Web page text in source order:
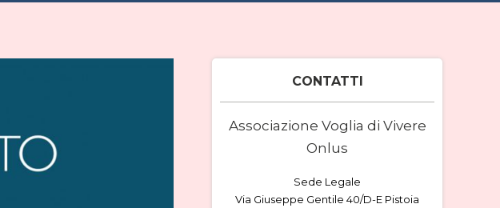
CONTATTI
Associazione Voglia di Vivere
Onlus
Sede Legale
Via Giuseppe Gentile 40/D-E Pistoia